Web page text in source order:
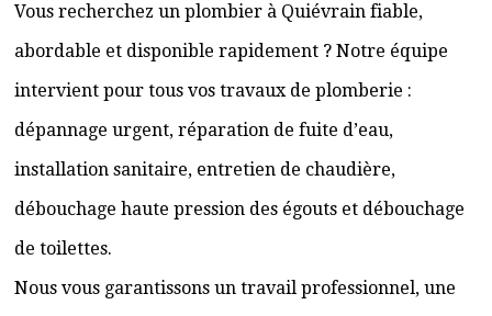
Vous recherchez un plombier à Quiévrain fiable,
abordable et disponible rapidement ? Notre équipe
intervient pour tous vos travaux de plomberie :
dépannage urgent, réparation de fuite d’eau,
installation sanitaire, entretien de chaudière,
débouchage haute pression des égouts et débouchage
de toilettes.
Nous vous garantissons un travail professionnel, une